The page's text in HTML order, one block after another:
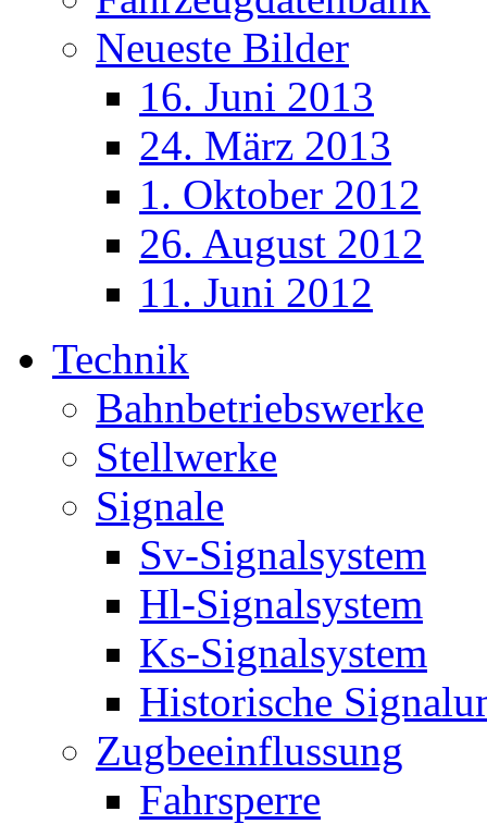
Neueste Bilder
16. Juni 2013
24. März 2013
1. Oktober 2012
26. August 2012
11. Juni 2012
Technik
Bahnbetriebswerke
Stellwerke
Signale
Sv-Signalsystem
Hl-Signalsystem
Ks-Signalsystem
Historische
Zugbeeinflussung
Fahrsperre